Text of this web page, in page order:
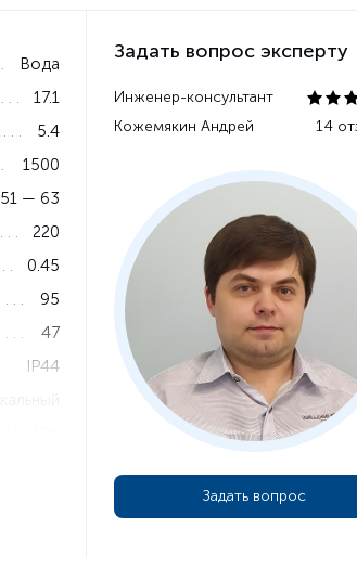
Задать вопрос эксперту
Инженер-консультант
Кожемякин Андрей
14
Задать вопрос
Вода
17.1
5.4
1500
51 — 63
220
0.45
95
47
IP44